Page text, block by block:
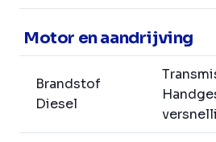
Motor en aandrijving
Brandstof
Diesel